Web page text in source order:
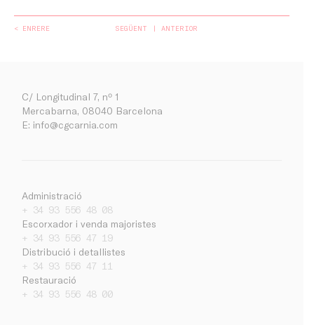
Empresa
Treballa amb nosaltres
Contacte
Notícies
< ENRERE SEGÜENT ANTERIOR
C/ Longitudinal 7, nº 1
Mercabarna, 08040 Barcelona
E: info@cgcarnia.com
Administració
+ 34 93 556 48 08
Escorxador i venda majoristes
+ 34 93 556 47 19
Distribució i detallistes
+ 34 93 556 47 11
Restauració
+ 34 93 556 48 00